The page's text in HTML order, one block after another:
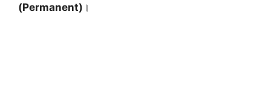
(Permanent) ।